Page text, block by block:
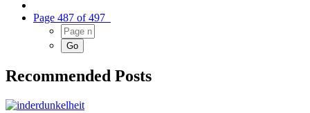
Page 487 of 497
Recommended Posts